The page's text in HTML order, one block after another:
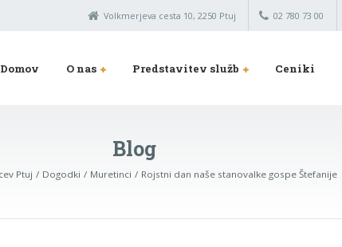
Volkmerjeva cesta 10, 2250 Ptuj 02 780 73 00
Domov O nas Predstavitev služb Ceniki
Blog
Ptuj Dogodki Muretinci Rojstni dan naše stanovalke gospe Štefanije